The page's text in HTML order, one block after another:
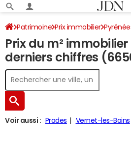
Patrimoine Prix immobilier
Prix du m² immobilier
derniers chiffres
Voir aussi : Prades Vernet-les-Bains